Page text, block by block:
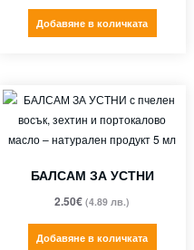
Добавяне в количката
БАЛСАМ ЗА УСТНИ
2.50€ (4.89 лв.)
Добавяне в количката